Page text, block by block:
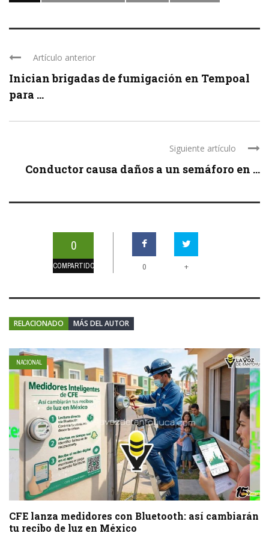
Artículo anterior
Inician brigadas de fumigación en Tempoal
para ...
Siguiente artículo
Conductor causa daños a un semáforo en ...
0
COMPARTIDOS 0 +
RELACIONADO MÁS DEL AUTOR
NACIONAL
CFE lanza medidores con Bluetooth: así cambiarán
tu recibo de luz en México